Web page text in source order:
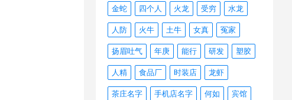
金蛇 四个人 火龙 受穷 水龙
人防 火牛 土牛 女真 冤家
扬眉吐气 年庚 能行 研发 塑胶
人精 食品厂 时装店 龙虾
茶庄名字 手机店名字 何如 宾馆